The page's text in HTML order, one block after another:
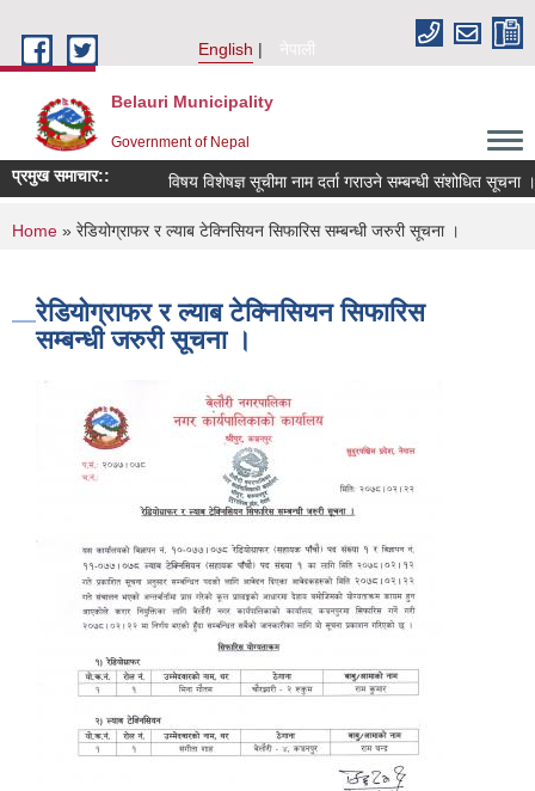
English
नेपाली
Belauri Municipality
Government of Nepal
प्रमुख समाचार:: विषय विशेषज्ञ सूचीमा नाम दर्ता गराउने सम्बन्धी संशोधित सूचना ।
You are here
Home » रेडियोग्राफर र ल्याब टेक्निसियन सिफारिस सम्बन्धी जरुरी सूचना ।
रेडियोग्राफर र ल्याब टेक्निसियन सिफारिस
सम्बन्धी जरुरी सूचना ।